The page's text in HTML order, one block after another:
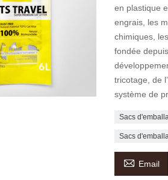
en plastique
engrais, les
chimiques,
fondée
tricotage, de
système de
Sacs
Sacs
 Email